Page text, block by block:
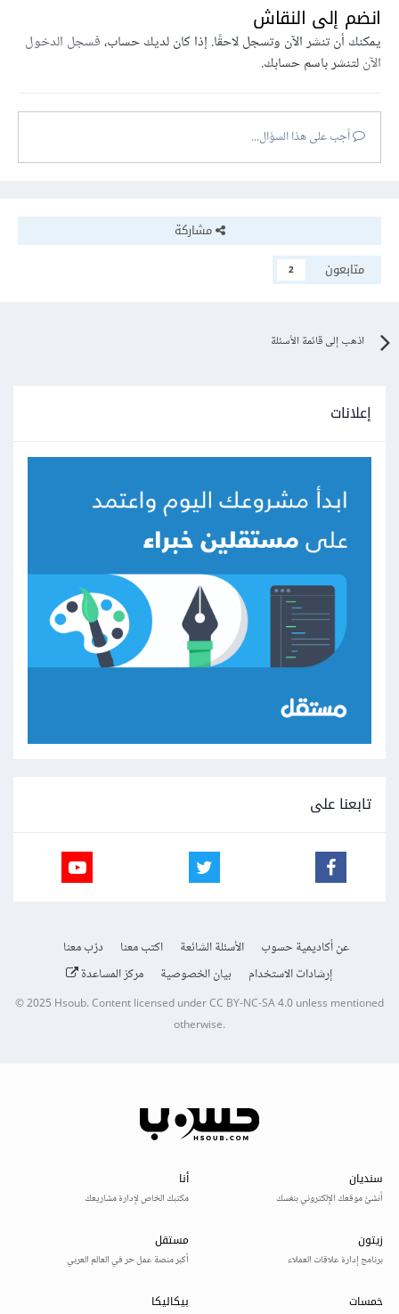
انضم إلى النقاش
يمكنك أن تنشر الآن وتسجل لاحقًا. إذا كان لديك حساب،فسجل الدخول
الآنلتنشر باسم حسابك.
أجب على هذا السؤال...
مشاركة
متابعون
2
اذهب إلى قائمة الأسئلة
إعلانات
تابعنا على
عن أكاديمية حسوب الأسئلة الشائعة اكتب معنا
درّب معنا
إرشادات الاستخدام
بيان الخصوصية مركز المساعدة
© 2025Hsoub.Content licensed underCC BY-NC-SA 4.0unless mentioned
otherwise.